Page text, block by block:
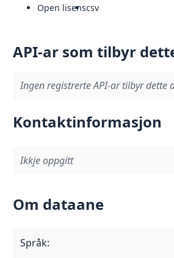
Open lisenscsv
API-ar som tilbyr
Ingen registrerte API-ar tilbyr dette
Kontaktinformasjon
Ikkje oppgitt
Om dataane
Språk: